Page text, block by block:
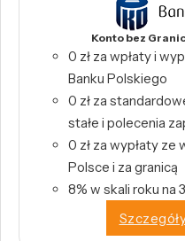
Konto bez
0 zł za wpłaty i
Banku Polskiego
0 zł za
stałe i polecenia
0 zł za wypłaty
Polsce i za granicą
8% w skali roku na